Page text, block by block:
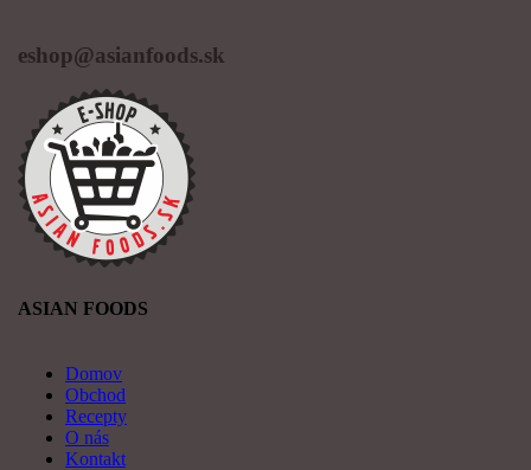
eshop@asianfoods.sk
ASIAN FOODS
Domov
Obchod
Recepty
O nás
Kontakt